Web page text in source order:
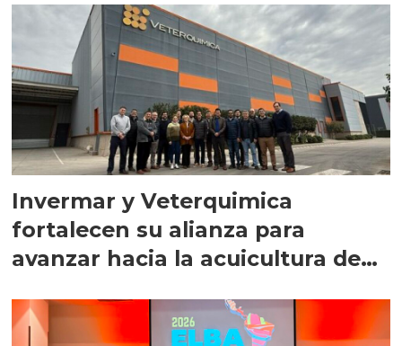
Invermar y Veterquimica
fortalecen su alianza para
avanzar hacia la acuicultura de